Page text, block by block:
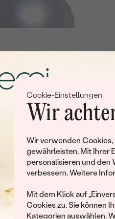
Cookie-Einstellungen
Wir
Wir verwenden
gewährleisten. Mit Ihrer
personalisieren und den
verbessern. Weitere
Mit dem Klick auf
Cookies zu. Sie können
Kategorien auswählen.
Leider hat
informiert